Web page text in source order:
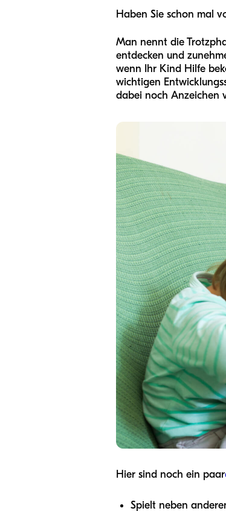
Haben Sie schon mal
Man nennt die
entdecken und
wenn Ihr Kind Hilfe
wichtigen
dabei noch Anzeichen
Hier sind noch ein paar
Spielt neben